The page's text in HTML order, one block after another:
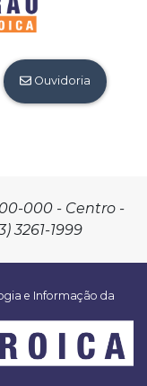
Ouvidoria
000 - Centro -
3261-1999
e Informação da